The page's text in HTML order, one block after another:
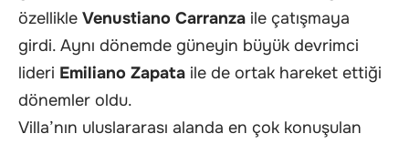
özellikle Venustiano Carranza ile çatışmaya
girdi. Aynı dönemde güneyin büyük devrimci
lideri Emiliano Zapata ile de ortak hareket ettiği
dönemler oldu.
Villa’nın uluslararası alanda en çok konuşulan